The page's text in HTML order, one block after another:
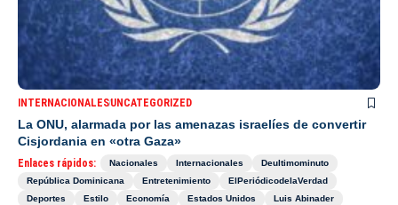
INTERNACIONALESUNCATEGORIZED
La ONU, alarmada por las amenazas israelíes de convertir
Cisjordania en «otra Gaza»
Enlaces rápidos: Nacionales Internacionales
Deultimominuto
República Dominicana
Entretenimiento
ElPeriódicodelaVerdad
Deportes
Estilo Economía Estados Unidos
Luis Abinader